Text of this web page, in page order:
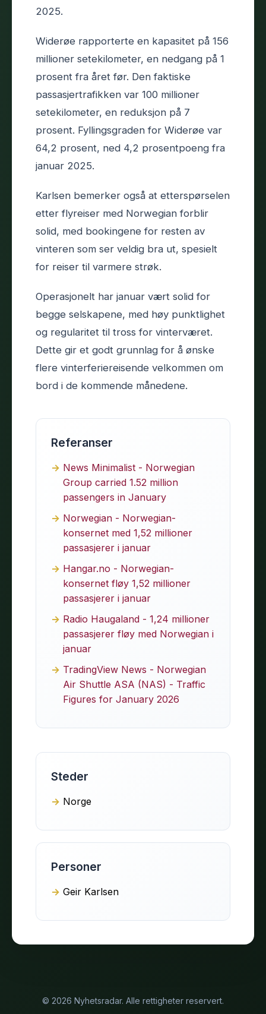
2025.
Widerøe rapporterte en kapasitet på 156
millioner setekilometer, en nedgang på 1
prosent fra året før. Den faktiske
passasjertrafikken var 100 millioner
setekilometer, en reduksjon på 7
prosent. Fyllingsgraden for Widerøe var
64,2 prosent, ned 4,2 prosentpoeng fra
januar 2025.
Karlsen bemerker også at etterspørselen
etter flyreiser med Norwegian forblir
solid, med bookingene for resten av
vinteren som ser veldig bra ut, spesielt
for reiser til varmere strøk.
Operasjonelt har januar vært solid for
begge selskapene, med høy punktlighet
og regularitet til tross for vinterværet.
Dette gir et godt grunnlag for å ønske
flere vinterferiereisende velkommen om
bord i de kommende månedene.
Referanser
News Minimalist - Norwegian
Group carried 1.52 million
passengers in January
Norwegian - Norwegian-
konsernet med 1,52 millioner
passasjerer i januar
Hangar.no - Norwegian-
konsernet fløy 1,52 millioner
passasjerer i januar
Radio Haugaland - 1,24 millioner
passasjerer fløy med Norwegian i
januar
TradingView News - Norwegian
Air Shuttle ASA (NAS) - Traffic
Figures for January 2026
Steder
Norge
Personer
Geir Karlsen
© 2026 Nyhetsradar. Alle rettigheter reservert.